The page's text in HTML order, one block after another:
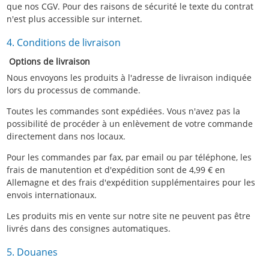
que nos CGV. Pour des raisons de sécurité le texte du contrat
n'est plus accessible sur internet.
4. Conditions de livraison
Options de livraison
Nous envoyons les produits à l'adresse de livraison indiquée
lors du processus de commande.
Toutes les commandes sont expédiées. Vous n'avez pas la
possibilité de procéder à un enlèvement de votre commande
directement dans nos locaux.
Pour les commandes par fax, par email ou par téléphone, les
frais de manutention et d'expédition sont de 4,99 € en
Allemagne et des frais d'expédition supplémentaires pour les
envois internationaux.
Les produits mis en vente sur notre site ne peuvent pas être
livrés dans des consignes automatiques.
5. Douanes